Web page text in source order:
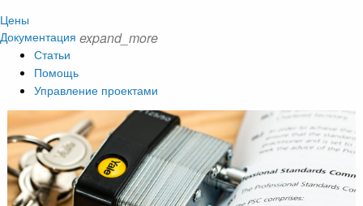
Цены
Документация expand_more
Статьи
Помощь
Управление проектами